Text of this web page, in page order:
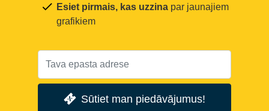
Esiet pirmais, kas uzzina par jaunajiem
grafikiem
Sūtiet man piedāvājumus!